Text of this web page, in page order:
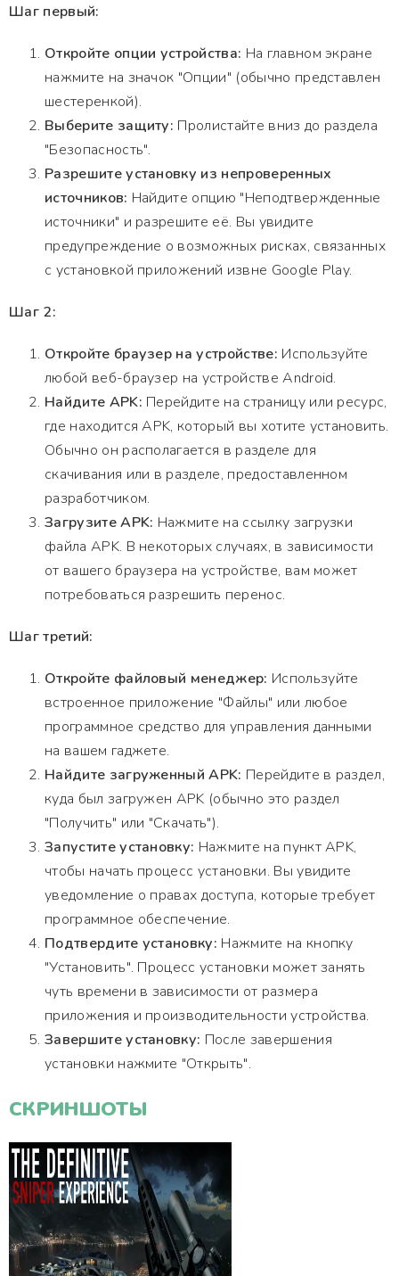
Шаг первый:
Откройте опции устройства: На главном экране
нажмите на значок "Опции" (обычно представлен
шестеренкой).
Выберите защиту: Пролистайте вниз до раздела
"Безопасность".
Разрешите установку из непроверенных
источников: Найдите опцию "Неподтвержденные
источники" и разрешите её. Вы увидите
предупреждение о возможных рисках, связанных
с установкой приложений извне Google Play.
Шаг 2:
Откройте браузер на устройстве: Используйте
любой веб-браузер на устройстве Android.
Найдите APK: Перейдите на страницу или ресурс,
где находится APK, который вы хотите установить.
Обычно он располагается в разделе для
скачивания или в разделе, предоставленном
разработчиком.
Загрузите APK: Нажмите на ссылку загрузки
файла APK. В некоторых случаях, в зависимости
от вашего браузера на устройстве, вам может
потребоваться разрешить перенос.
Шаг третий:
Откройте файловый менеджер: Используйте
встроенное приложение "Файлы" или любое
программное средство для управления данными
на вашем гаджете.
Найдите загруженный APK: Перейдите в раздел,
куда был загружен APK (обычно это раздел
"Получить" или "Скачать").
Запустите установку: Нажмите на пункт APK,
чтобы начать процесс установки. Вы увидите
уведомление о правах доступа, которые требует
программное обеспечение.
Подтвердите установку: Нажмите на кнопку
"Установить". Процесс установки может занять
чуть времени в зависимости от размера
приложения и производительности устройства.
Завершите установку: После завершения
установки нажмите "Открыть".
СКРИНШОТЫ